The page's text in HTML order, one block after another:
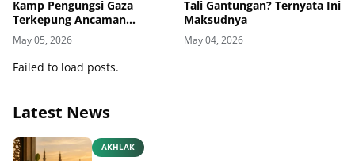
Kamp Pengungsi Gaza
Terkepung Ancaman
Penyakit Kulit
May 05, 2026
Tali Gantungan? Ternyata Ini
Maksudnya
May 04, 2026
Failed to load posts.
Latest News
AKHLAK